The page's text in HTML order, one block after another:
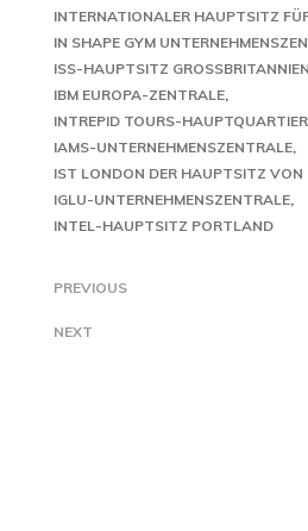
INTERNATIONALER HAUPTSITZ
IN SHAPE GYM
ISS-HAUPTSITZ GROSSBRITANNIEN
IBM EUROPA-ZENTRALE
INTREPID TOURS-HAUPTQUARTIER
IAMS-UNTERNEHMENSZENTRALE
IST LONDON DER HAUPTSITZ VON
IGLU-UNTERNEHMENSZENTRALE
INTEL-HAUPTSITZ PORTLAND
PREVIOUS
NEXT